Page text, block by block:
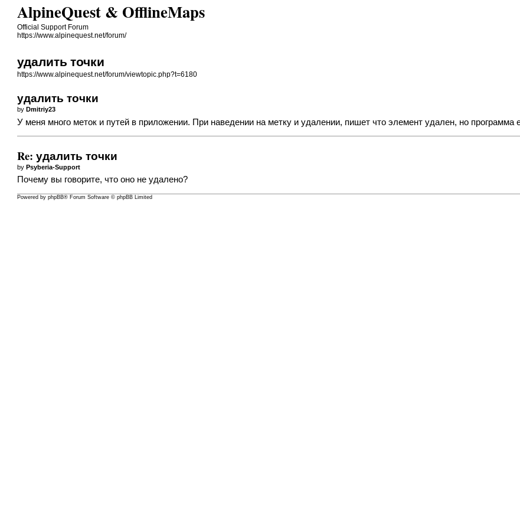
AlpineQuest & OfflineMaps
Official Support Forum
https://www.alpinequest.net/forum/
удалить точки
https://www.alpinequest.net/forum/viewtopic.php?t=6180
удалить точки
byDmitriy23
У меня много меток и путей в приложении. При наведении на метку и удалении, пишет что элемент удален, но программа
Re: удалить точки
byPsyberia-Support
Почему вы говорите, что оно не удалено?
Powered byphpBB® Forum Software © phpBB Limited